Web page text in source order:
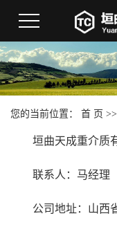
您的当前位置： 首 页 >>
垣曲天成重介质
联系人：马经理
公司地址：山西省